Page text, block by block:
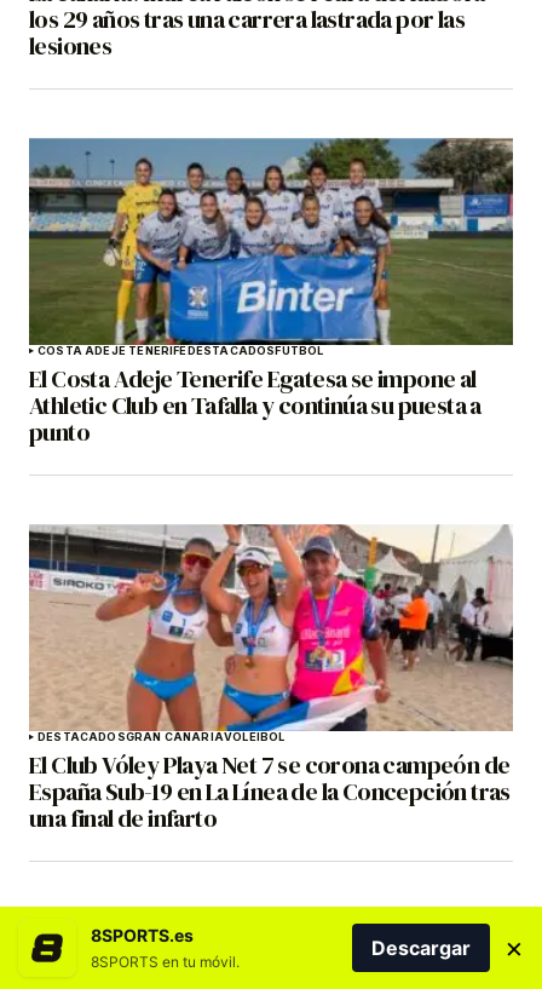
los 29 años tras una carrera lastrada por las
lesiones
COSTA ADEJE TENERIFEDESTACADOSFÚTBOL
El Costa Adeje Tenerife Egatesa se impone al
Athletic Club en Tafalla y continúa su puesta a
punto
DESTACADOSGRAN CANARIAVOLEIBOL
El Club Vóley Playa Net 7 se corona campeón de
España Sub-19 en La Línea de la Concepción tras
una final de infarto
8SPORTS.es
8SPORTS en tu móvil.
Descargar ×